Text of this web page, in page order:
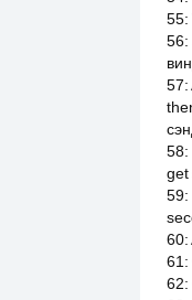
55:
56:
57:
58:
get
59:
60:
61 :
62: